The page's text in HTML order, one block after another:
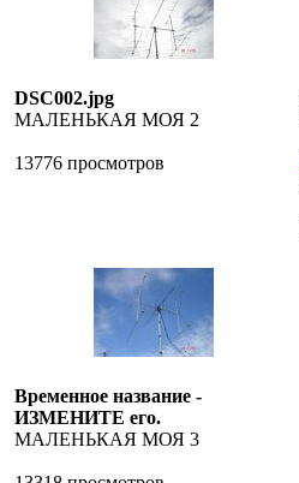
DSC002.jpg
МАЛЕНЬКАЯ МОЯ 2
13776 просмотров
Временное название -
ИЗМЕНИТЕ его.
МАЛЕНЬКАЯ МОЯ 3